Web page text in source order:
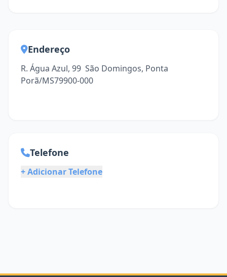
Endereço
R. Água Azul, 99  São Domingos, Ponta
Porã/MS79900-000
Telefone
+ Adicionar Telefone